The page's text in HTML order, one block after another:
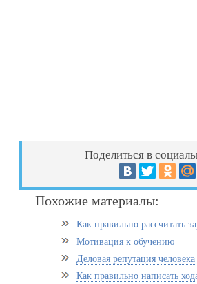
Поделиться в
Похожие материалы:
Как правильно рассчитать
Мотивация к обучению
Деловая репутация человека
Как правильно написать